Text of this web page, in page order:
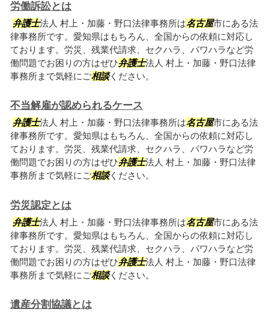
労働訴訟とは
弁護士法人 村上・加藤・野口法律事務所は名古屋市にある法
律事務所です。愛知県はもちろん、全国からの依頼に対応し
ております。労災、残業代請求、セクハラ、パワハラなど労
働問題でお困りの方はぜひ弁護士法人 村上・加藤・野口法律
事務所まで気軽にご相談ください。
不当解雇が認められるケース
弁護士法人 村上・加藤・野口法律事務所は名古屋市にある法
律事務所です。愛知県はもちろん、全国からの依頼に対応し
ております。労災、残業代請求、セクハラ、パワハラなど労
働問題でお困りの方はぜひ弁護士法人 村上・加藤・野口法律
事務所まで気軽にご相談ください。
労災認定とは
弁護士法人 村上・加藤・野口法律事務所は名古屋市にある法
律事務所です。愛知県はもちろん、全国からの依頼に対応し
ております。労災、残業代請求、セクハラ、パワハラなど労
働問題でお困りの方はぜひ弁護士法人 村上・加藤・野口法律
事務所まで気軽にご相談ください。
遺産分割協議とは